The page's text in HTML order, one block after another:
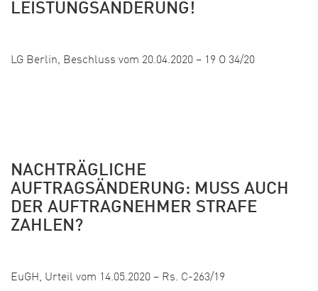
LEISTUNGSÄNDERUNG!
LG Berlin, Beschluss vom 20.04.2020 – 19 O 34/20
NACHTRÄGLICHE
AUFTRAGSÄNDERUNG: MUSS AUCH
DER AUFTRAGNEHMER STRAFE
ZAHLEN?
EuGH, Urteil vom 14.05.2020 – Rs. C-263/19